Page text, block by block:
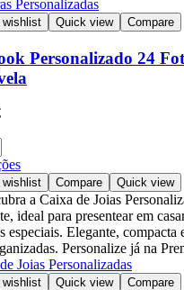
Personalizadas
wishlist Quick view Compare
Personalizado 24
wishlist Compare Quick view
Joias Personalizadas
wishlist Quick view Compare